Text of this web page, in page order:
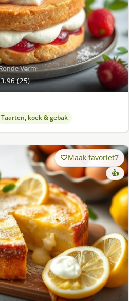
3.96 (25)
Taarten, koek & gebak
Maak favoriet7
👍